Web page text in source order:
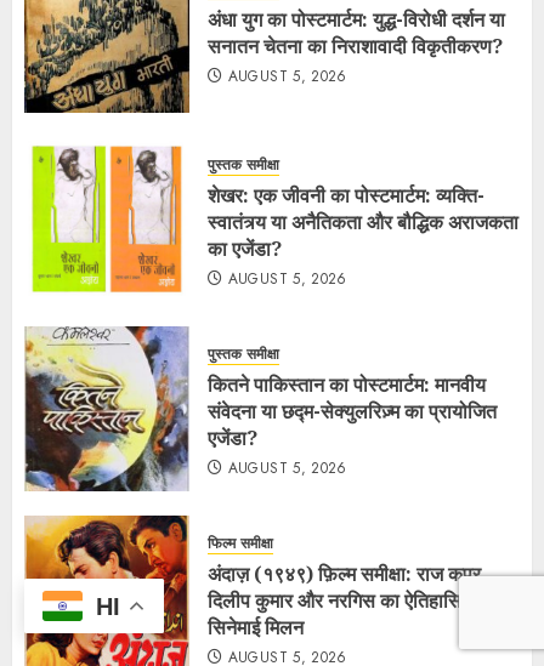
अंधा युग का पोस्टमार्टम: युद्ध-विरोधी दर्शन या
सनातन चेतना का निराशावादी विकृतीकरण?
AUGUST 5, 2026
पुस्तक समीक्षा
शेखर: एक जीवनी का पोस्टमार्टम: व्यक्ति-
स्वातंत्र्य या अनैतिकता और बौद्धिक अराजकता
का एजेंडा?
AUGUST 5, 2026
पुस्तक समीक्षा
कितने पाकिस्तान का पोस्टमार्टम: मानवीय
संवेदना या छद्म-सेक्युलरिज़्म का प्रायोजित
एजेंडा?
AUGUST 5, 2026
फिल्म समीक्षा
अंदाज़ (१९४९) फ़िल्म समीक्षा: राज कपूर,
दिलीप कुमार और नरगिस का ऐतिहासिक
सिनेमाई मिलन
AUGUST 5, 2026
HI